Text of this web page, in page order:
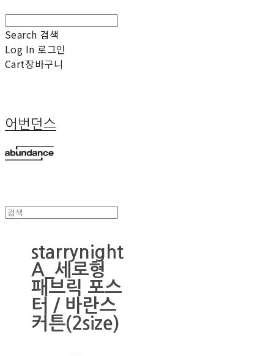
Search 검색
Log In 로그인
Cart장바구니
어번던스
starrynight
A_세로형
패브릭 포스
터 / 바란스
커튼(2size)